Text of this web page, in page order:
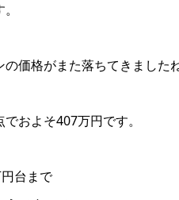
の価格がまた落ちてきました
およそ407万円です。
台まで